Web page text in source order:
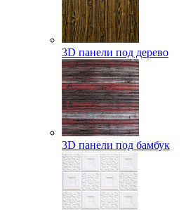
3D панели под дерево
3D панели под бамбук